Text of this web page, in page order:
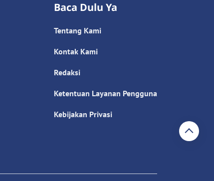
Baca Dulu Ya
Tentang Kami
Kontak Kami
Redaksi
Ketentuan Layanan Pengguna
Kebijakan Privasi